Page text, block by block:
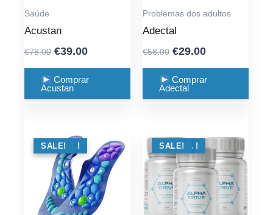
Saúde
Acustan
€78.00 Original
was:
€78.00.
€39.00Current
is:
Comprar
Acustan
Problemas dos adultos
Adectal
€58.00 Original
was:
€58.00.
€29.00Current
is:
Comprar
Adectal
OFERTA !
SALE! OFERTA !
SALE!